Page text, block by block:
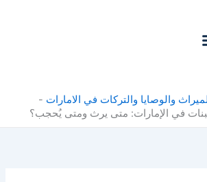
والوصايا والتركات في الامارات -
في الإمارات: متى يرث ومتى يُحجب؟